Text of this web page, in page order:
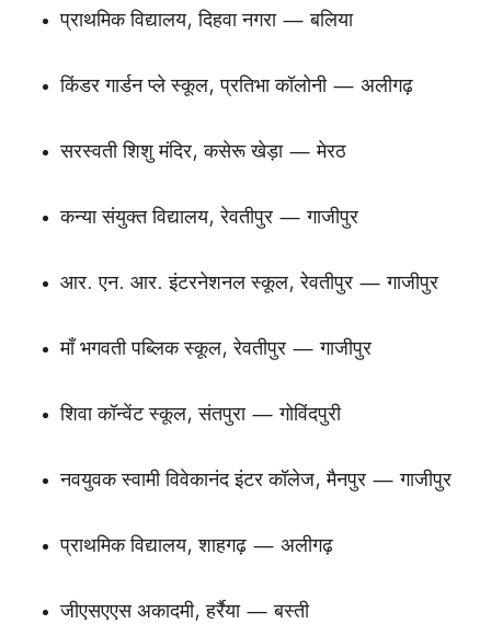
प्राथमिक विद्यालय, दिहवा नगरा — बलिया
किंडर गार्डन प्ले स्कूल, प्रतिभा कॉलोनी — अलीगढ़
सरस्वती शिशु मंदिर, कसेरू खेड़ा — मेरठ
कन्या संयुक्त विद्यालय, रेवतीपुर — गाजीपुर
आर. एन. आर. इंटरनेशनल स्कूल, रेवतीपुर — गाजीपुर
माँ भगवती पब्लिक स्कूल, रेवतीपुर — गाजीपुर
शिवा कॉन्वेंट स्कूल, संतपुरा — गोविंदपुरी
नवयुवक स्वामी विवेकानंद इंटर कॉलेज, मैनपुर — गाजीपुर
प्राथमिक विद्यालय, शाहगढ़ — अलीगढ़
जीएसएएस अकादमी, हर्रैया — बस्ती